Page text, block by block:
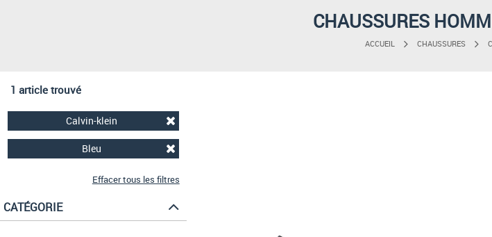
CHAUSSURES
ACCUEIL CHAUSSURES
1 article trouvé
Calvin-klein
Bleu
Effacer tous les filtres
CATÉGORIE